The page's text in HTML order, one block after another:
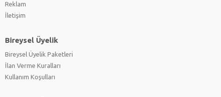
Reklam
İletişim
Bireysel Üyelik
Bireysel Üyelik Paketleri
İlan Verme Kuralları
Kullanım Koşulları